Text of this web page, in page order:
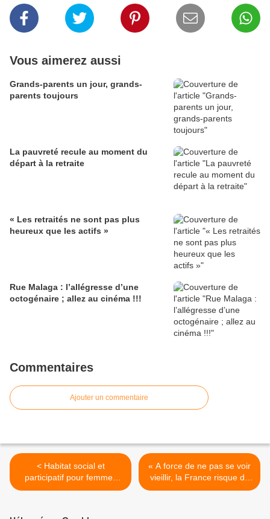
Vous aimerez aussi
Grands-parents un jour, grands-
parents toujours
La pauvreté recule au moment du
départ à la retraite
« Les retraités ne sont pas plus
heureux que les actifs »
Rue Malaga : l’allégresse d’une
octogénaire ; allez au cinéma !!!
Commentaires
Ajouter un commentaire
< Habitat social et
participatif pour femmes
âgées, l’utopie concrétisée
« A force de ne pas se voir
vieillir, la France risque de
voir son système